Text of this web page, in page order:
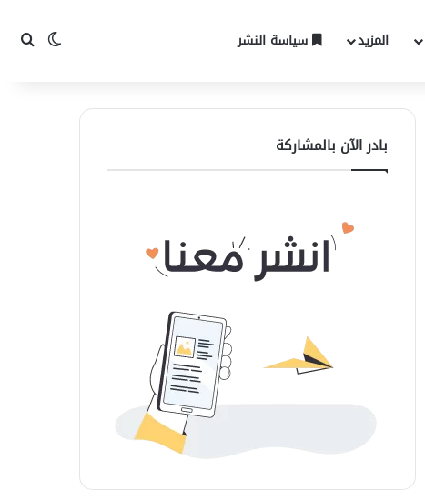
المزيد سياسة النشر الوضع
بادر الآن بالمشاركة